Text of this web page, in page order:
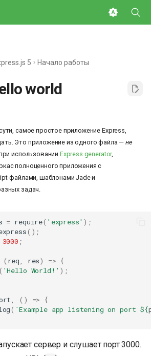
5 Начало работы
world
самое простое приложение Express,
Это приложение из одного файла —не
использовании Express generator,
полноценного приложения с
файлами, шаблонами Jade и
задач.
= require( 'express' );
();
3000 ;
( req, res) => {
( 'Hello World!' );
, () =>
{
( `Example app listening on port ${
сервер и слушает порт 3000.